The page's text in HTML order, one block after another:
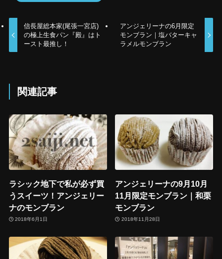
信長屋総本家(尾張一宮店)
の極上生食パン『殿』はト
ースト最推し！
アンジェリーナの6月限定
モンブラン｜塩バターキャ
ラメルモンブラン
関連記事
ラシック地下で私が必ず買
うスイーツ！アンジェリー
ナのモンブラン
2018年6月1日
アンジェリーナの9月10月
11月限定モンブラン｜和栗
モンブラン
2018年11月28日